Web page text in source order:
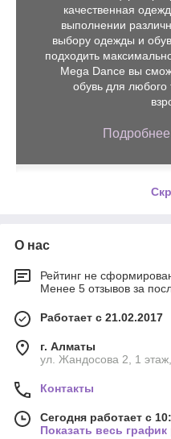
качественная
выполнении
выбору одежды и
подходить
Mega Dance вы
обувь для любого
О нас
Рейтинг не
Менее 5 отзывов за
Работает с 21.02.2017
г. Алматы
ул. Жандосова 2, 1
Контакты
Сегодня работает с
Показать весь